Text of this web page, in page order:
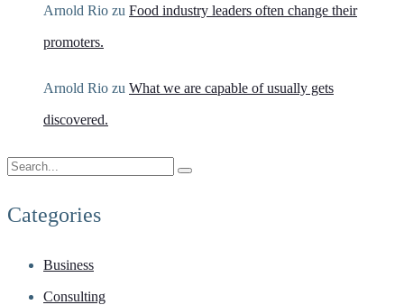
Arnold Rio zu Food industry leaders often change their
promoters.
Arnold Rio zu What we are capable of usually gets
discovered.
Categories
Business
Consulting